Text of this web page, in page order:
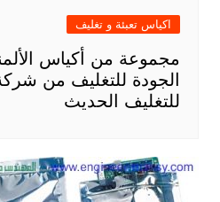
اكياس تعبئة و تغليف
مجموعة من أكياس
الجودة للتغليف من
للتغليف الحديث